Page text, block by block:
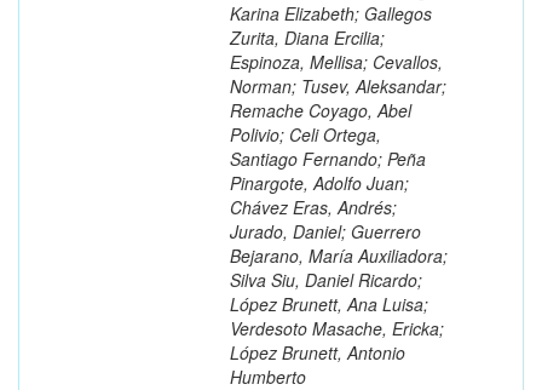
Karina Elizabeth; Gallegos
Zurita, Diana Ercilia;
Espinoza, Mellisa; Cevallos,
Norman; Tusev, Aleksandar;
Remache Coyago, Abel
Polivio; Celi Ortega,
Santiago Fernando; Peña
Pinargote, Adolfo Juan;
Chávez Eras, Andrés;
Jurado, Daniel; Guerrero
Bejarano, María Auxiliadora;
Silva Siu, Daniel Ricardo;
López Brunett, Ana Luisa;
Verdesoto Masache, Ericka;
López Brunett, Antonio
Humberto